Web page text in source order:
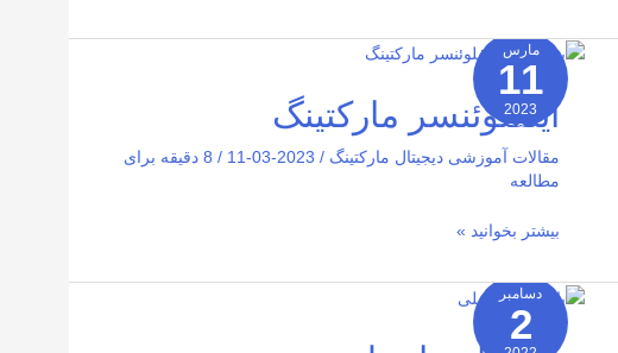
مارس
11
2023
2026-01-
06
اینفلوئنسر مارکتینگ
مقالات آموزشی دیجیتال مارکتینگ /
2023-03-11
/
8 دقیقه برای
مطالعه
اینفلوئنسر
مارکتینگ
بیشتر بخوانید »
دسامبر
2
بازاریابی
ایمیلی